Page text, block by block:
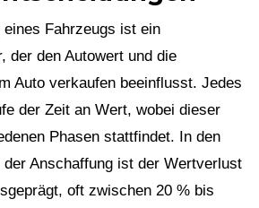
Fahrzeugs ist ein
der den Autowert und die
Auto verkaufen beeinflusst. Jedes
der Zeit an Wert, wobei dieser
Phasen stattfindet. In den
Anschaffung ist der Wertverlust
oft zwischen 20 % bis